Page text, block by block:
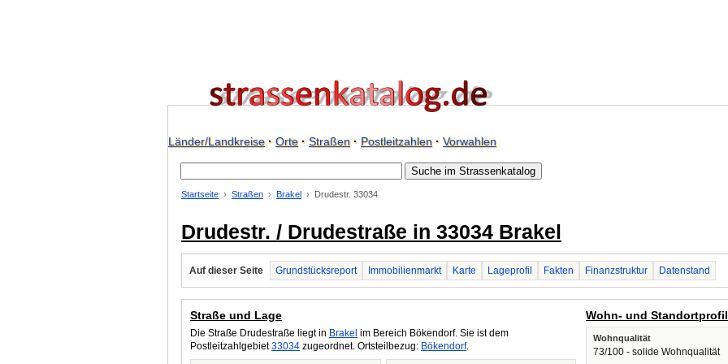
Länder/Landkreise· Orte· Straßen· Postleitzahlen· Vorwahlen
Startseite Straßen Brakel Drudestr. 33034
Drudestr. / Drudestraße in 33034 Brakel
Auf dieser Seite Grundstücksreport Immobilienmarkt Karte Lageprofil Fakten Finanzstruktur Datenstand
Straße und Lage
Die Straße Drudestraße liegt in Brakel im Bereich Bökendorf. Sie ist dem
Postleitzahlgebiet33034 zugeordnet. Ortsteilbezug: Bökendorf.
Wohn- und Standortprofil
Wohnqualität
73/100 - solide Wohnqualität